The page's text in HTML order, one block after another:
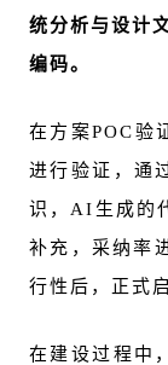
统分析与设计
编码。
在方案POC验
进行验证，通
识，AI生成的
补充，采纳率
行性后，正式
在建设过程中